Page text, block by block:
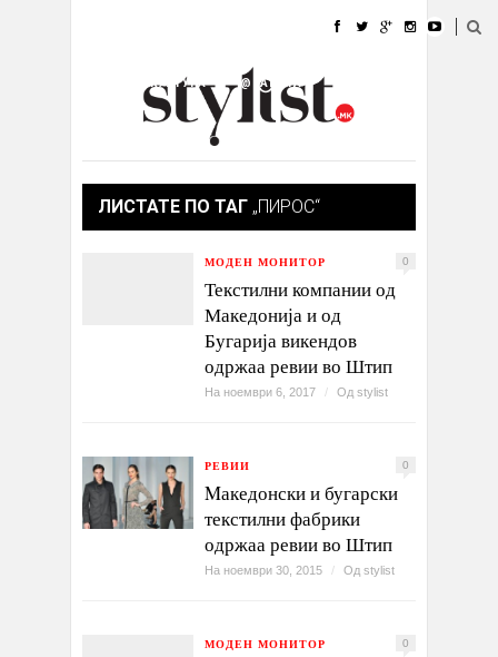
УБАВИНА
КУЛТУРА @РАБОТА
ИЗЛОГ
ЛИСТАТЕ ПО ТАГ „ПИРОС“
МОДЕН МОНИТОР 0
Текстилни компании од
Македонија и од
Бугарија викендов
одржаа ревии во Штип
На ноември 6, 2017 / Од stylist
РЕВИИ 0
Mакедонски и бугарски
текстилни фабрики
одржаа ревии во Штип
На ноември 30, 2015 / Од stylist
МОДЕН МОНИТОР 0